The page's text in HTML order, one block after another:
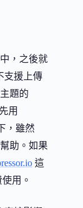
，之後就
支援上傳
題的
用
，雖然
助。如果
這
用。